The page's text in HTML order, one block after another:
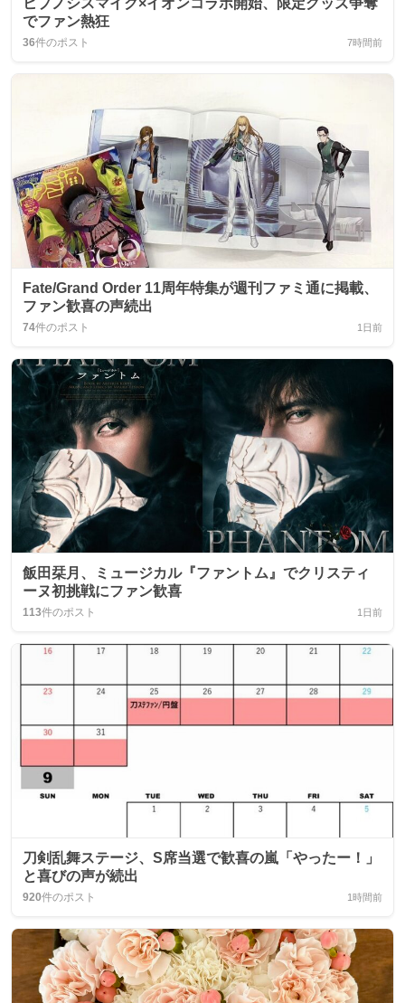
ヒプノシスマイク×イオンコラボ開始、限定グッズ争奪
でファン熱狂
36件のポスト 7時間前
Fate/Grand Order 11周年特集が週刊ファミ通に掲載、
ファン歓喜の声続出
74件のポスト 1日前
飯田栞月、ミュージカル『ファントム』でクリスティ
ーヌ初挑戦にファン歓喜
113件のポスト 1日前
刀剣乱舞ステージ、S席当選で歓喜の嵐「やったー！」
と喜びの声が続出
920件のポスト 1時間前